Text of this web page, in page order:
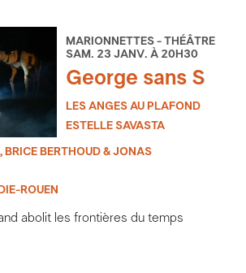
MARIONNETTES - THÉÂTRE
SAM. 23 JANV. À 20H30
George sans S
LES ANGES AU PLAFOND
ESTELLE SAVASTA
BRICE BERTHOUD & JONAS
ROUEN
abolit les frontières du temps